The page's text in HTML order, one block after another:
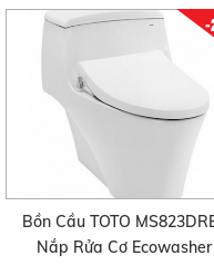
-
Bồn Cầu TOTO
Nắp Rửa Cơ Ecowasher